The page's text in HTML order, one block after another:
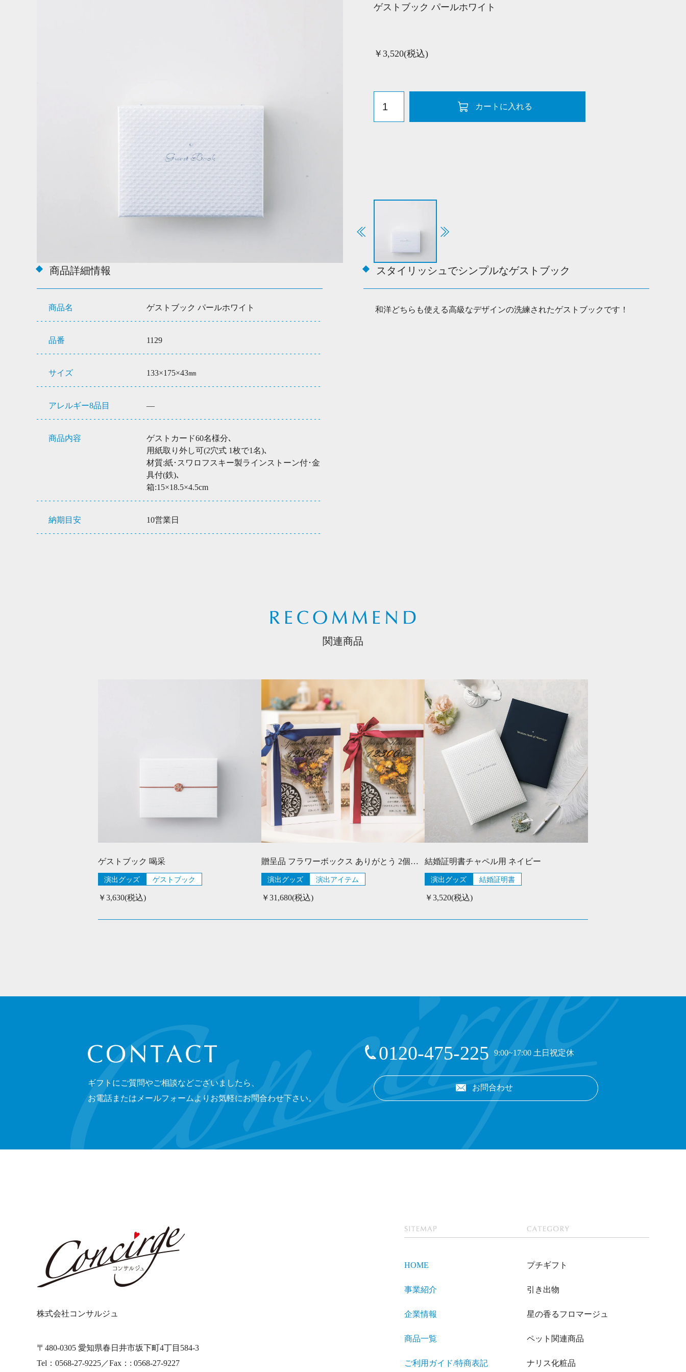
ゲストブック パールホワイト
￥3,520(税込)
ト
カートに入れる
商品詳細情報
商品名 ゲストブック パールホワイト
品番 1129
サイズ 133×175×43㎜
アレルギー8品目 ―
商品内容
ゲストカード60名様分､
用紙取り外し可(2穴式 1枚で1名)､
材質:紙･スワロフスキー製ラインストーン付･金
具付(鉄)､
箱:15×18.5×4.5cm
納期目安 10営業日
スタイリッシュでシンプルなゲストブック
和洋どちらも使える高級なデザインの洗練されたゲストブックです！
関連商品
ゲストブック 喝采
演出グッズ ゲストブック
￥3,630(税込)
贈呈品 フラワーボックス ありがとう 2個セット
演出グッズ 演出アイテム
￥31,680(税込)
結婚証明書チャペル用 ネイビー
演出グッズ 結婚証明書
￥3,520(税込)
CONTACT
ギフトにご質問やご相談などございましたら、
お電話またはメールフォームよりお気軽にお問合わせ下さい。
0120-475-225 9:00~17:00 土日祝定休
お問合わせ
株式会社コンサルジュ
〒480-0305 愛知県春日井市坂下町4丁目584-3
Tel：0568-27-9225／Fax：: 0568-27-9227
HOME
事業紹介
企業情報
商品一覧
ご利用ガイド/特商表記
プチギフト
引き出物
星の香るフロマージュ
ペット関連商品
ナリス化粧品